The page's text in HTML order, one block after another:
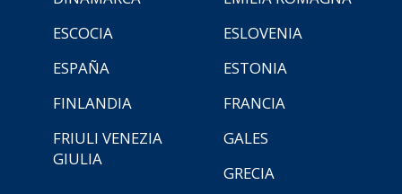
ESCOCIA
ESLOVENIA
ESPAÑA
ESTONIA
FINLANDIA
FRANCIA
FRIULI VENEZIA
GIULIA
GALES
GRECIA